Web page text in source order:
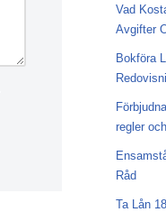
Vad
Avgifter
Bokföra
regler
Råd
Ta Lån